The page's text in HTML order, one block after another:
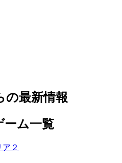
の最新情報
ーム一覧